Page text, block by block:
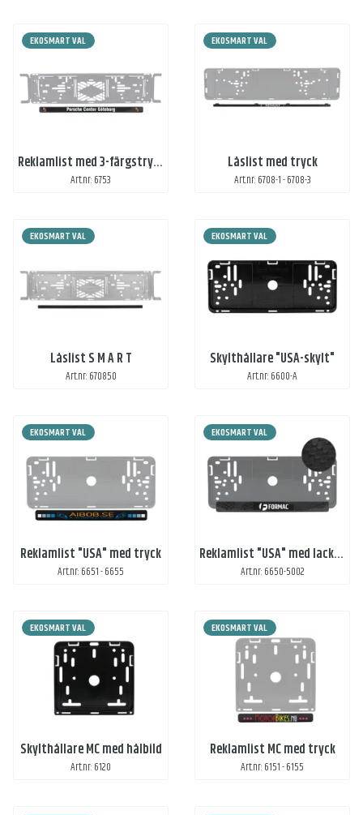
EKOSMART VAL
Reklamlist med 3-färgstryck
Art.nr: 6753
EKOSMART VAL
Låslist med tryck
Art.nr: 6708-1 - 6708-3
EKOSMART VAL
Låslist S M A R T
Art.nr: 670850
EKOSMART VAL
Skylthållare "USA-skylt"
Art.nr: 6600-A
EKOSMART VAL
Reklamlist "USA" med tryck
Art.nr: 6651 - 6655
EKOSMART VAL
Reklamlist "USA" med lack och vitt tryck
Art.nr: 6650-5002
EKOSMART VAL
Skylthållare MC med hålbild
Art.nr: 6120
EKOSMART VAL
Reklamlist MC med tryck
Art.nr: 6151 - 6155